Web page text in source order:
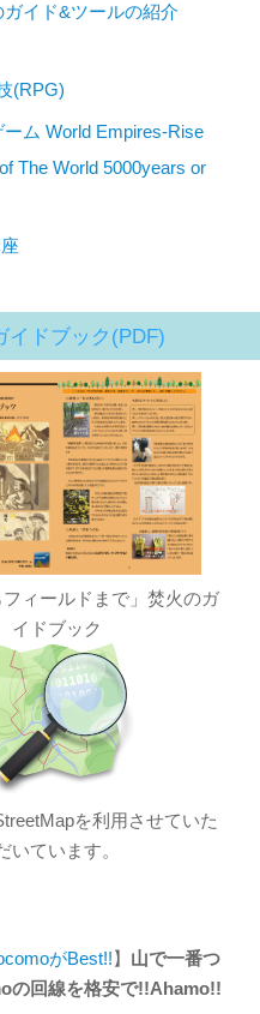
イド&ツールの紹介
(RPG)
ム World Empires-Rise
The World 5000years or
イドブック(PDF)
フィールドまで」焚火のガ
イドブック
を利用させていた
いています。
がBest!!】 山で一番つ
の回線を格安で!!Ahamo!!